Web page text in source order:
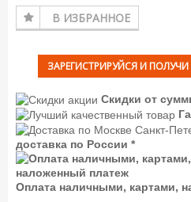
В ИЗБРАННОЕ
ЗАРЕГИСТРИРУЙСЯ И ПОЛУЧИ
Скидки от
доставка по России *
Оплата наличными, картами,